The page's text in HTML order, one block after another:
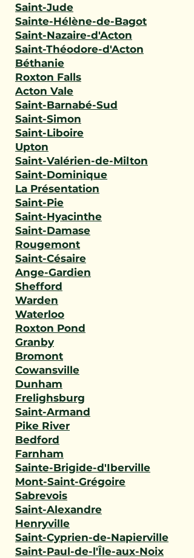
Saint-Jude
Sainte-Hélène-de-Bagot
Saint-Nazaire-d'Acton
Saint-Théodore-d'Acton
Béthanie
Roxton Falls
Acton Vale
Saint-Barnabé-Sud
Saint-Simon
Saint-Liboire
Upton
Saint-Valérien-de-Milton
Saint-Dominique
La Présentation
Saint-Pie
Saint-Hyacinthe
Saint-Damase
Rougemont
Saint-Césaire
Ange-Gardien
Shefford
Warden
Waterloo
Roxton Pond
Granby
Bromont
Cowansville
Dunham
Frelighsburg
Saint-Armand
Pike River
Bedford
Farnham
Sainte-Brigide-d'Iberville
Mont-Saint-Grégoire
Sabrevois
Saint-Alexandre
Henryville
Saint-Cyprien-de-Napierville
Saint-Paul-de-l'Île-aux-Noix